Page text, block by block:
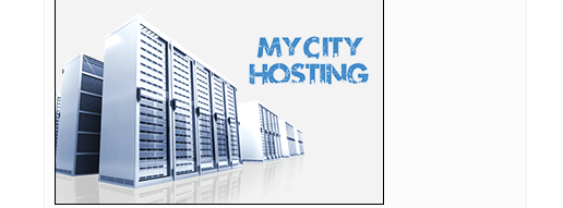
11:21:
zapalio ...
11:18:Bruceloza goveda kod Bujanovca
11:17:Priština u političkom haosu: Kurti traži dogovor, opozicija
ga...
11:13:Srbija dobija novu gasnu rutu: Stručnjaci otkrivaju detalj